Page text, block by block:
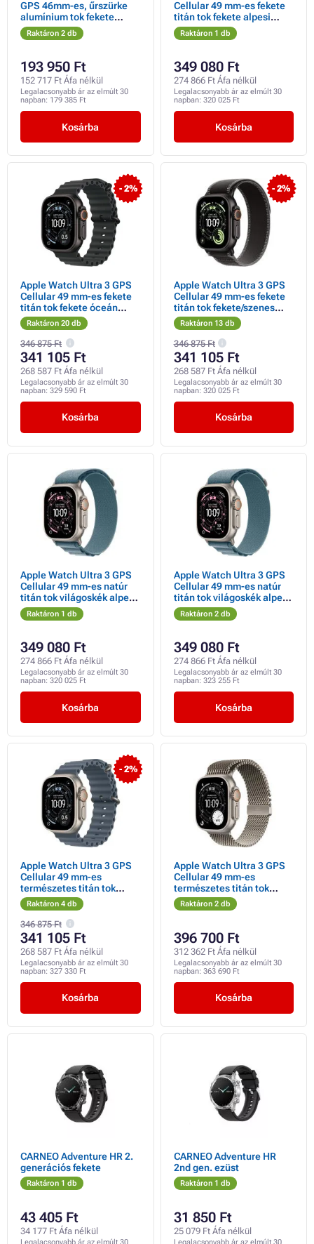
GPS 46mm-es, űrszürke
alumínium tok fekete
sportpánttal - M/L
Raktáron 2 db
193 950 Ft
152 717 Ft Áfa nélkül
Legalacsonyabb ár az elmúlt 30
napban: 179 385 Ft
Kosárba
Cellular 49 mm-es fekete
titán tok fekete alpesi
hurokkal - nagyméretű
Raktáron 1 db
349 080 Ft
274 866 Ft Áfa nélkül
Legalacsonyabb ár az elmúlt 30
napban: 320 025 Ft
Kosárba
- 2%
Apple Watch Ultra 3 GPS
Cellular 49 mm-es fekete
titán tok fekete óceán
szíjjal
Raktáron 20 db
346 875 Ft
341 105 Ft
268 587 Ft Áfa nélkül
Legalacsonyabb ár az elmúlt 30
napban: 329 590 Ft
Kosárba
- 2%
Apple Watch Ultra 3 GPS
Cellular 49 mm-es fekete
titán tok fekete/szenes
Trail Loop hurokkal - M/L
Raktáron 13 db
346 875 Ft
341 105 Ft
268 587 Ft Áfa nélkül
Legalacsonyabb ár az elmúlt 30
napban: 320 025 Ft
Kosárba
Apple Watch Ultra 3 GPS
Cellular 49 mm-es natúr
titán tok világoskék alpesi
hurokkal - közepes méretű
Raktáron 1 db
349 080 Ft
274 866 Ft Áfa nélkül
Legalacsonyabb ár az elmúlt 30
napban: 320 025 Ft
Kosárba
Apple Watch Ultra 3 GPS
Cellular 49 mm-es natúr
titán tok világoskék alpesi
hurokkal - nagyméretű
Raktáron 2 db
349 080 Ft
274 866 Ft Áfa nélkül
Legalacsonyabb ár az elmúlt 30
napban: 323 255 Ft
Kosárba
- 2%
Apple Watch Ultra 3 GPS
Cellular 49 mm-es
természetes titán tok
horgonykék óceán szíjjal
Raktáron 4 db
346 875 Ft
341 105 Ft
268 587 Ft Áfa nélkül
Legalacsonyabb ár az elmúlt 30
napban: 327 330 Ft
Kosárba
Apple Watch Ultra 3 GPS
Cellular 49 mm-es
természetes titán tok
természetes titán milánói
hurokkal - nagyméretű
Raktáron 2 db
396 700 Ft
312 362 Ft Áfa nélkül
Legalacsonyabb ár az elmúlt 30
napban: 363 690 Ft
Kosárba
CARNEO Adventure HR 2.
generációs fekete
Raktáron 1 db
43 405 Ft
34 177 Ft Áfa nélkül
Legalacsonyabb ár az elmúlt 30
CARNEO Adventure HR
2nd gen. ezüst
Raktáron 1 db
31 850 Ft
25 079 Ft Áfa nélkül
Legalacsonyabb ár az elmúlt 30